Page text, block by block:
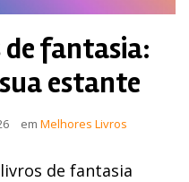
fantasia:
estante
em Melhores Livros
de fantasia